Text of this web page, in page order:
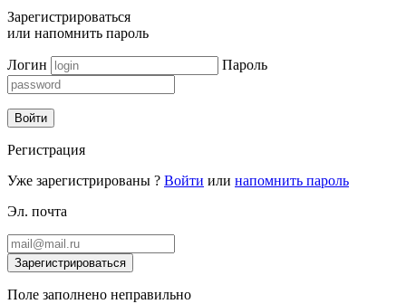
Зарегистрироваться
или напомнить пароль
Логин Пароль
Войти
Регистрация
Уже зарегистрированы ? Войти или напомнить пароль
Эл. почта
Зарегистрироваться
Поле заполнено неправильно